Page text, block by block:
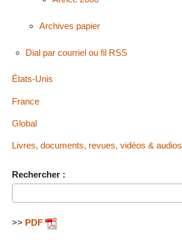
Archives papier
Dial par courriel ou fil RSS
États-Unis
France
Global
Livres, documents, revues, vidéos & audios
Rechercher :
>> PDF